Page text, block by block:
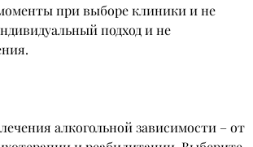
при выборе клиники и не
подход и не
алкогольной зависимости – от